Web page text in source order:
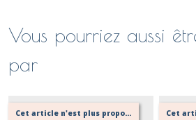
Vous pourriez aussi
par
Cet article n'est plus proposé, retournez au menu principal ou contactez moi!